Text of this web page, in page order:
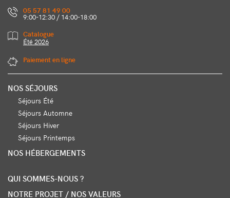
05 57 81 49 00
9:00-12:30 / 14:00-18:00
Catalogue
Été 2026
Paiement en ligne
NOS SÉJOURS
Séjours Été
Séjours Automne
Séjours Hiver
Séjours Printemps
NOS HÉBERGEMENTS
QUI SOMMES-NOUS ?
NOTRE PROJET / NOS VALEURS